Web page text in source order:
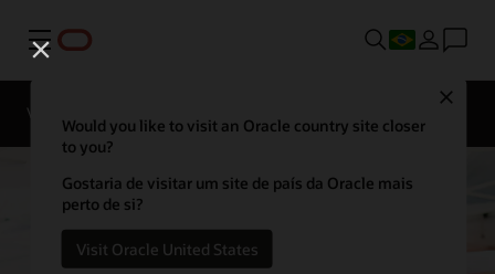
Menu
Would you like to visit an Oracle country site closer
to you?
Gostaria de visitar um site de país da Oracle mais
perto de si?
Visit Oracle United States
Visão geral